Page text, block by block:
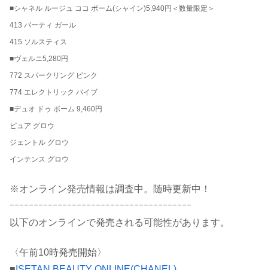
■シャネル ルージュ ココ ボーム(シャイン)5,940円＜数量限定＞
413 パーティ ガール
415 ソルスティス
■ヴェルニ5,280円
772 スパークリング ピンク
774 エレクトリック バイブ
■デュオ ドゥ ボーム 9,460円
ピュア グロウ
ジェントル グロウ
インテンス グロウ
※オンライン発売情報は調査中。随時更新中！
ｰｰｰｰｰｰｰｰｰｰｰｰｰｰｰｰｰｰｰｰｰｰｰｰｰｰｰｰｰｰｰｰｰｰｰｰｰｰ
以下のオンラインで発売される可能性があります。
〈午前10時発売開始〉